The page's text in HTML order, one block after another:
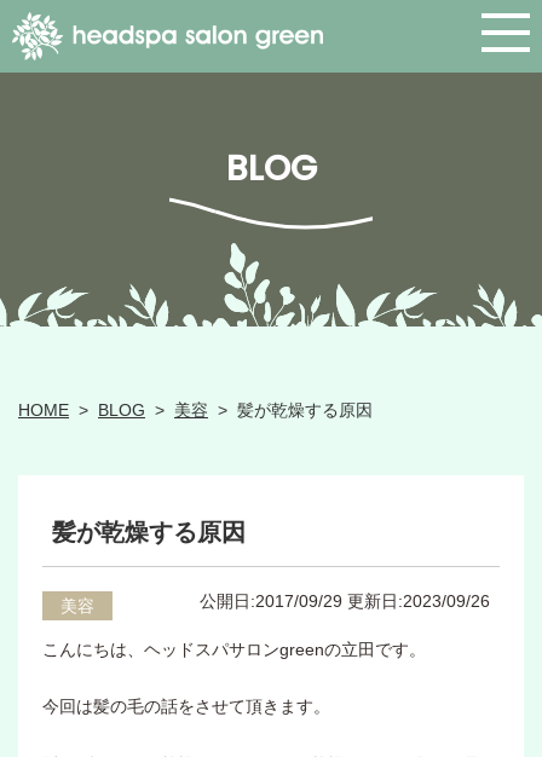
BLOG
HOME > BLOG > 美容 > 髪が乾燥する原因
髪が乾燥する原因
美容 公開日:2017/09/29 更新日:2023/09/26
こんにちは、ヘッドスパサロンgreenの立田です。
今回は髪の毛の話をさせて頂きます。